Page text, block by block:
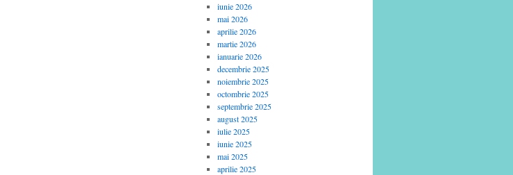
iunie 2026
mai 2026
aprilie 2026
martie 2026
ianuarie 2026
decembrie 2025
noiembrie 2025
octombrie 2025
septembrie 2025
august 2025
iulie 2025
iunie 2025
mai 2025
aprilie 2025